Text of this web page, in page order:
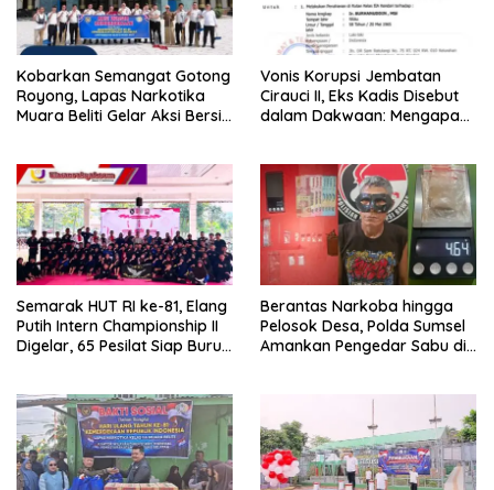
Kobarkan Semangat Gotong
Royong, Lapas Narkotika
Muara Beliti Gelar Aksi Bersih
Vonis Korupsi Jembatan
Cirauci II, Eks Kadis Disebut
dalam Dakwaan: Mengapa
Semarak HUT RI ke-81, Elang
Putih Intern Championship II
Digelar, 65 Pesilat Siap Buru
Berantas Narkoba hingga
Pelosok Desa, Polda Sumsel
Amankan Pengedar Sabu di